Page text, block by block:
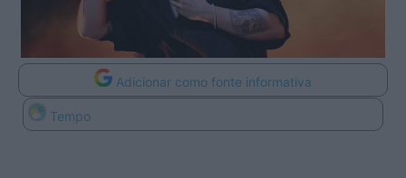
Adicionar como fonte informativa
Tempo